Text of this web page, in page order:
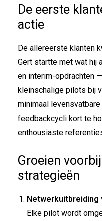
De eerste
actie
De allereerste klanten
Gert startte met wat hij
en interim-opdrachten
kleinschalige pilots bij
minimaal
feedbackcycli kort te
enthousiaste
Groeien
strategieën
Elke pilot wordt